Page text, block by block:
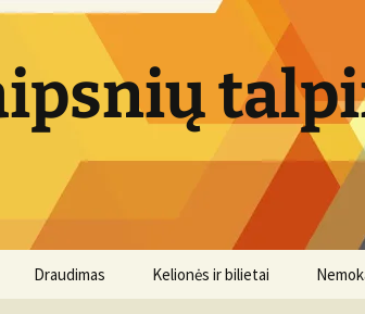
Draudimas Kelionės ir bilietai